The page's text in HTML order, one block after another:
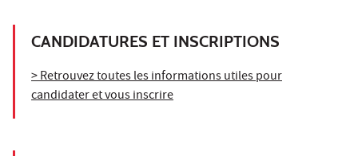
CANDIDATURES ET INSCRIPTIONS
> Retrouvez toutes les informations utiles pour
candidater et vous inscrire